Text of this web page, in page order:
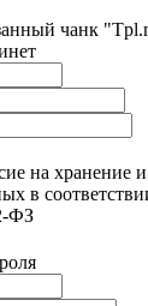
чанк
на хранение
в
ФЗ